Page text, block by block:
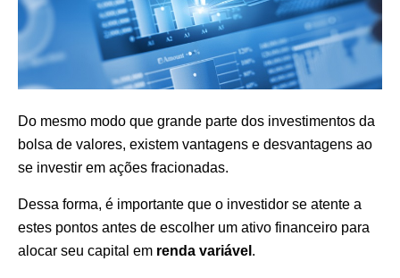
Do mesmo modo que grande parte dos investimentos da
bolsa de valores, existem vantagens e desvantagens ao
se investir em ações fracionadas.
Dessa forma, é importante que o investidor se atente a
estes pontos antes de escolher um ativo financeiro para
alocar seu capital em renda variável .